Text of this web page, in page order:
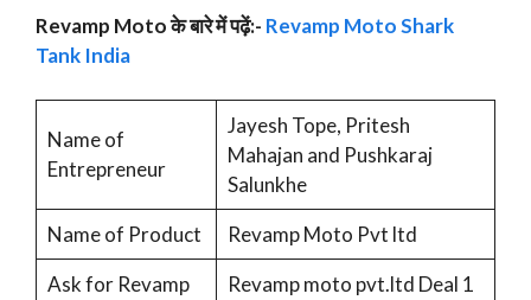
Revamp Moto के बारे में पढ़ें:- Revamp Moto Shark
Tank India
Name of
Entrepreneur
Jayesh Tope, Pritesh
Mahajan and Pushkaraj
Salunkhe
Name of Product
Revamp Moto Pvt ltd
Ask for Revamp
Revamp moto pvt.ltd Deal 1